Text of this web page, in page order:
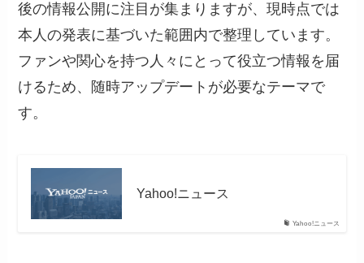
後の情報公開に注目が集まりますが、現時点では
本人の発表に基づいた範囲内で整理しています。
ファンや関心を持つ人々にとって役立つ情報を届
けるため、随時アップデートが必要なテーマで
す。
Yahoo!ニュース
Yahoo!ニュース